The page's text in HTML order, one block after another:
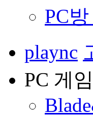
PC
plaync
PC 게임